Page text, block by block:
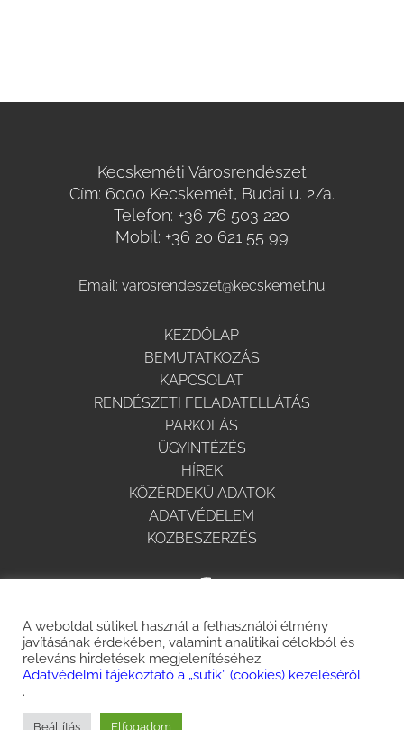
Kecskeméti Városrendészet
Cím: 6000 Kecskemét, Budai u. 2/a.
Telefon: +36 76 503 220
Mobil: +36 20 621 55 99
Email:varosrendeszet@kecskemet.hu
KEZDŐLAP
BEMUTATKOZÁS
KAPCSOLAT
RENDÉSZETI FELADATELLÁTÁS
PARKOLÁS
ÜGYINTÉZÉS
HÍREK
KÖZÉRDEKŰ ADATOK
ADATVÉDELEM
KÖZBESZERZÉS
© 2025 Minden jog fenntartva.
A weboldal sütiket használ a felhasználói élmény
javításának érdekében, valamint analitikai célokból és
releváns hirdetések megjelenítéséhez.
Adatvédelmi tájékoztató a „sütik” (cookies) kezeléséről
.
Beállítás Elfogadom